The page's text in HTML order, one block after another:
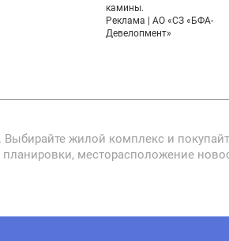
камины.
Реклама | АО «СЗ «БФА-
Девелопмент»
жилой комплекс и
планировки, месторасположение